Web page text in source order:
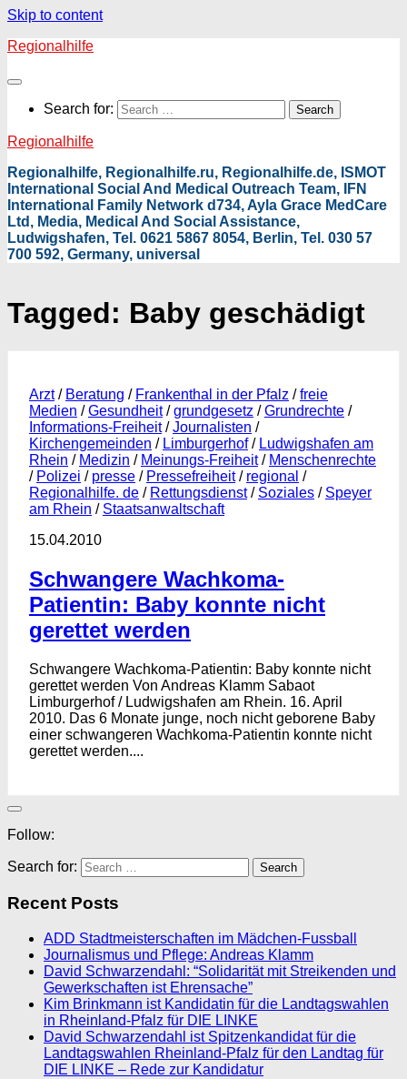
Skip to content
Regionalhilfe
Search for:
Regionalhilfe
Regionalhilfe, Regionalhilfe.ru, Regionalhilfe.de, ISMOT
International Social And Medical Outreach Team, IFN
International Family Network d734, Ayla Grace MedCare
Ltd, Media, Medical And Social Assistance,
Ludwigshafen, Tel. 0621 5867 8054, Berlin, Tel. 030 57
700 592, Germany, universal
Tagged: Baby geschädigt
Arzt/ Beratung / Frankenthal in der Pfalz /freie
Medien /Gesundheit/grundgesetz /Grundrechte /
Informations-Freiheit/Journalisten /
Kirchengemeinden / Limburgerhof/ Ludwigshafen am
Rhein / Medizin / Meinungs-Freiheit/ Menschenrechte
/ Polizei / presse / Pressefreiheit/ regional /
Regionalhilfe. de / Rettungsdienst/ Soziales / Speyer
am Rhein / Staatsanwaltschaft
15.04.2010
Schwangere Wachkoma-
Patientin: Baby konnte nicht
gerettet werden
Schwangere Wachkoma-Patientin: Baby konnte nicht
gerettet werden Von Andreas Klamm Sabaot
Limburgerhof / Ludwigshafen am Rhein. 16. April
2010. Das 6 Monate junge, noch nicht geborene Baby
einer schwangeren Wachkoma-Patientin konnte nicht
gerettet werden....
Follow:
Search for:
Recent Posts
ADD Stadtmeisterschaften im Mädchen-Fussball
Journalismus und Pflege: Andreas Klamm
David Schwarzendahl: “Solidarität mit Streikenden und
Gewerkschaften ist Ehrensache”
Kim Brinkmann ist Kandidatin für die Landtagswahlen
in Rheinland-Pfalz für DIE LINKE
David Schwarzendahl ist Spitzenkandidat für die
Landtagswahlen Rheinland-Pfalz für den Landtag für
DIE LINKE – Rede zur Kandidatur